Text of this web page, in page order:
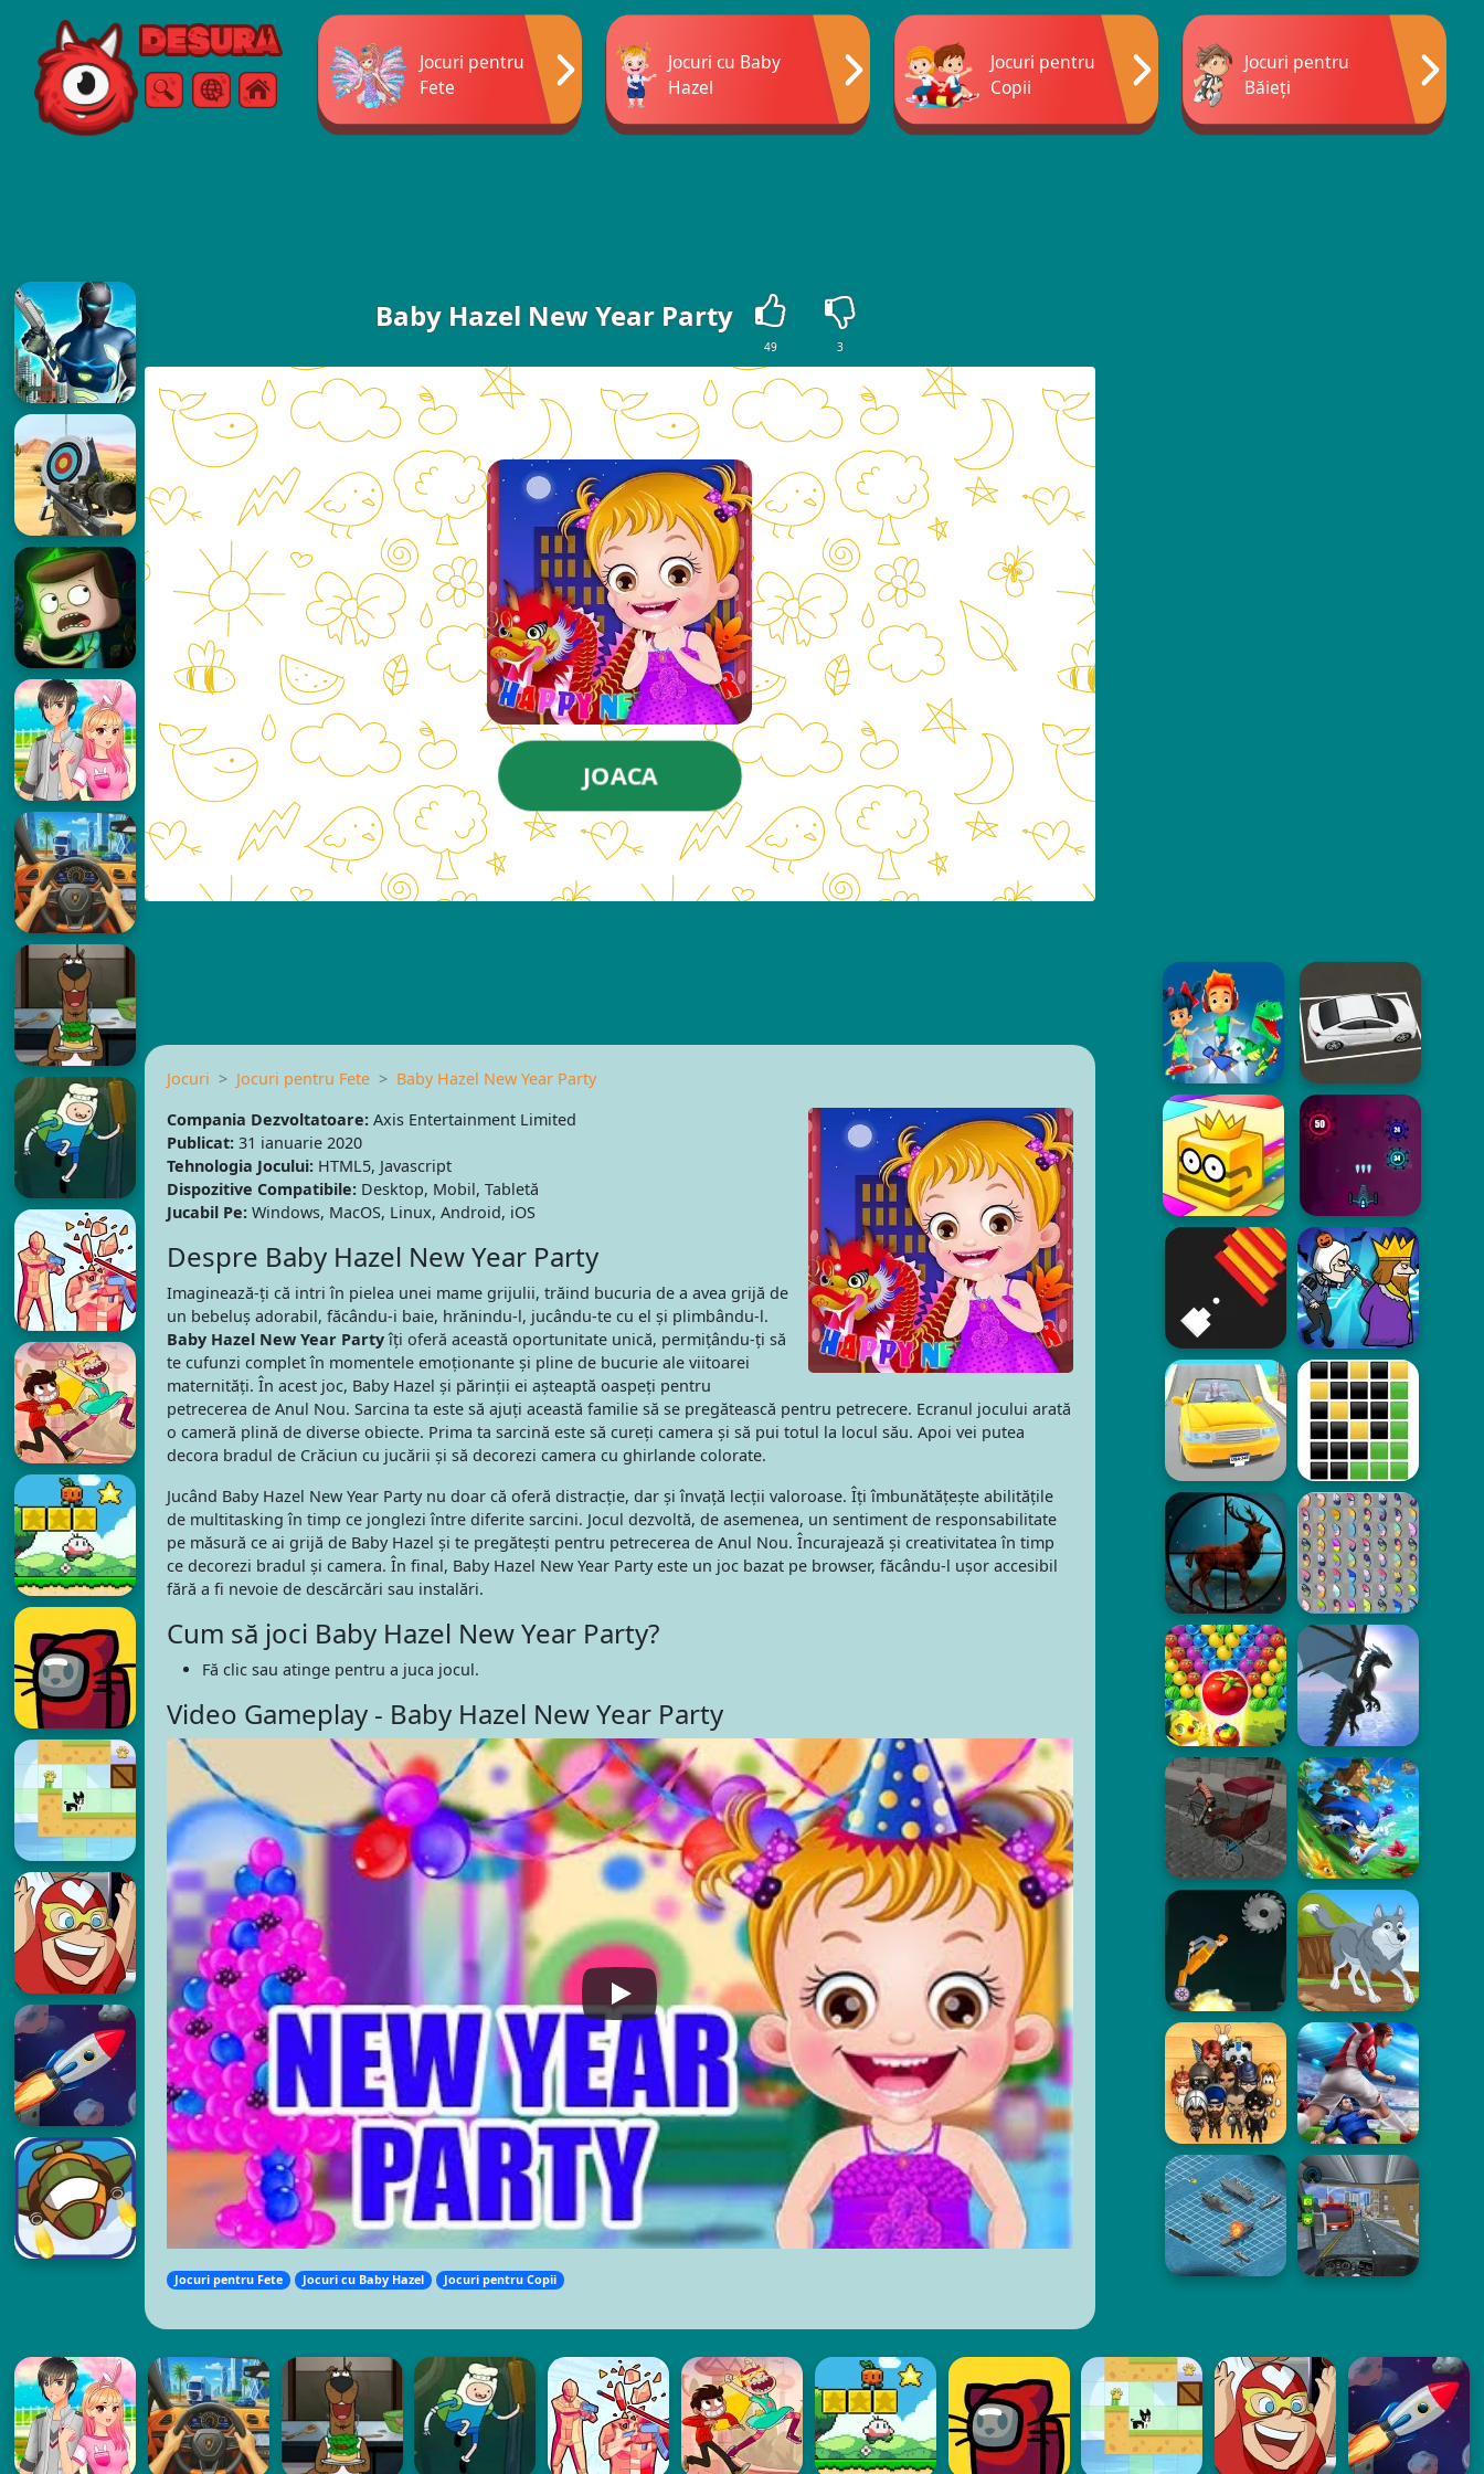
Free Online Games
CăutareMeniul
Jocuri pentru
Fete
Jocuri cu Baby
Hazel
Jocuri pentru
Copii
Jocuri pentru
Băieți
Baby Hazel New Year Party
49 3
JOACA
Jocuri Jocuri pentru Fete
Baby Hazel New Year Party
Compania Dezvoltatoare:Axis Entertainment Limited
Publicat:31 ianuarie 2020
Tehnologia Jocului:HTML5, Javascript
Dispozitive Compatibile:Desktop, Mobil, Tabletă
Jucabil Pe:Windows, MacOS, Linux, Android, iOS
Despre Baby Hazel New Year Party
Imaginează-ți că intri în pielea unei mame grijulii, trăind bucuria de a avea grijă de
un bebeluș adorabil, făcându-i baie, hrănindu-l, jucându-te cu el și plimbându-l.
Baby Hazel New Year Partyîți oferă această oportunitate unică, permițându-ți să
te cufunzi complet în momentele emoționante și pline de bucurie ale viitoarei
maternități. În acest joc, Baby Hazel și părinții ei așteaptă oaspeți pentru
petrecerea de Anul Nou. Sarcina ta este să ajuți această familie să se pregătească pentru petrecere. Ecranul jocului arată
o cameră plină de diverse obiecte. Prima ta sarcină este să cureți camera și să pui totul la locul său. Apoi vei putea
decora bradul de Crăciun cu jucării și să decorezi camera cu ghirlande colorate.
Jucând Baby Hazel New Year Party nu doar că oferă distracție, dar și învață lecții valoroase. Îți îmbunătățește abilitățile
de multitasking în timp ce jonglezi între diferite sarcini. Jocul dezvoltă, de asemenea, un sentiment de responsabilitate
pe măsură ce ai grijă de Baby Hazel și te pregătești pentru petrecerea de Anul Nou. Încurajează și creativitatea în timp
ce decorezi bradul și camera. În final, Baby Hazel New Year Party este un joc bazat pe browser, făcându-l ușor accesibil
fără a fi nevoie de descărcări sau instalări.
Cum să joci Baby Hazel New Year Party?
Fă clic sau atinge pentru a juca jocul.
Video Gameplay - Baby Hazel New Year Party
Jocuri pentru Fete Jocuri cu Baby Hazel Jocuri pentru Copii